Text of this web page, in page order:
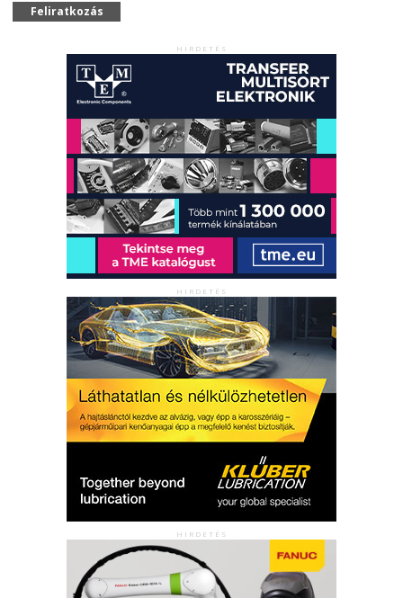
Feliratkozás
HIRDETÉS
HIRDETÉS
HIRDETÉS